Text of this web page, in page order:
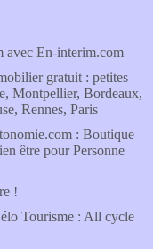
avec En-interim.com
gratuit : petites
Montpellier, Bordeaux,
Rennes, Paris
: Boutique
être pour Personne
!
Tourisme : All cycle